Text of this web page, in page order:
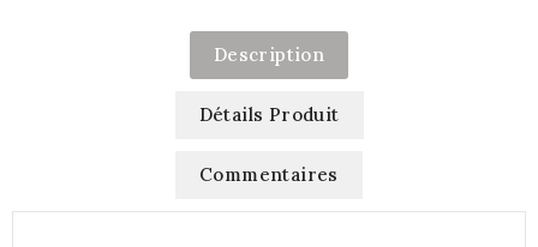
Description
Détails Produit
Commentaires